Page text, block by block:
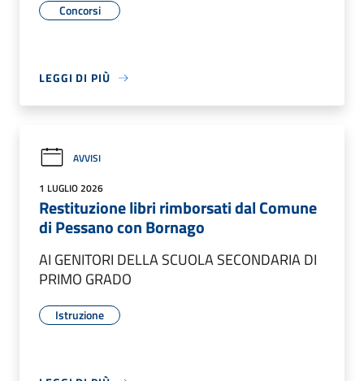
Concorsi
LEGGI DI PIÙ
AVVISI
1 LUGLIO 2026
Restituzione libri rimborsati dal Comune
di Pessano con Bornago
AI GENITORI DELLA SCUOLA SECONDARIA DI
PRIMO GRADO
Istruzione